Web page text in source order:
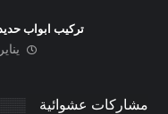
تركيب ابواب حديد فى
يناير 20, 2025
مشاركات عشوائية